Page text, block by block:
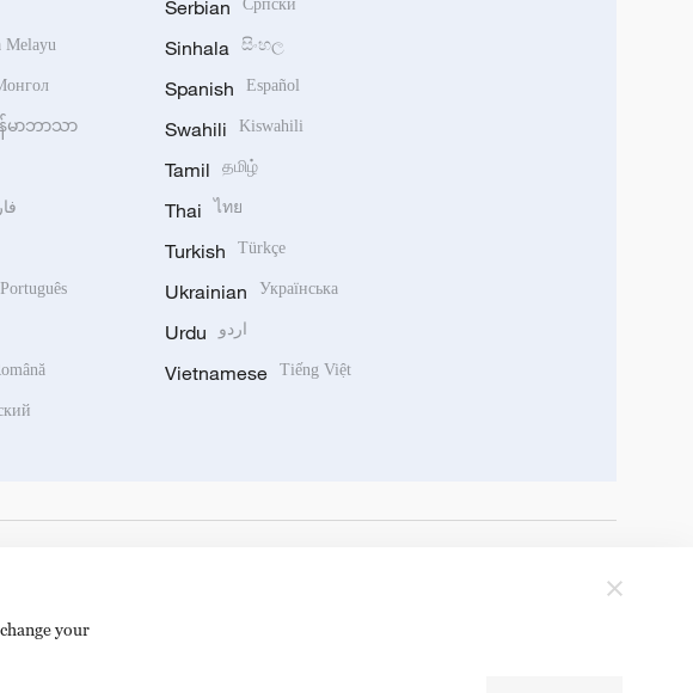
Melayu
န်မာဘာသာ
Português
Serbian Српски
Sinhala සිංහල
Spanish Español
Swahili Kiswahili
Tamil தமிழ்
Thai ไทย
Turkish Türkçe
Ukrainian Українська
Urdu اردو
Vietnamese Tiếng Việt
your